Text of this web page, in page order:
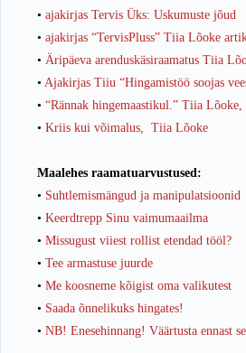
• ajakirjas Tervis Üks: Uskumuste jõud
• ajakirjas “TervisPluss” Tiia Lõoke
• Äripäeva arenduskäsiraamatus Tiia
• Ajakirjas Tiiu “Hingamistöö soojas
• “Rännak hingemaastikul.” Tiia
• Kriis kui võimalus, Tiia Lõoke
Maalehes raamatuarvustused:
• Suhtlemismängud ja manipulatsioonid
• Keerdtrepp Sinu vaimumaailma
• Missugust viiest rollist etendad tööl?
• Tee armastuse juurde
• Me koosneme kõigist oma valikutest
• Saada õnnelikuks hingates!
• NB! Enesehinnang! Väärtusta ennast